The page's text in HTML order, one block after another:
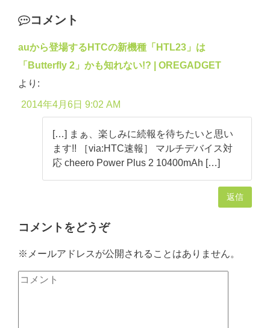
コメント
auから登場するHTCの新機種「HTL23」は
「Butterfly 2」かも知れない!? | OREGADGET
より:
2014年4月6日 9:02 AM
[…] まぁ、楽しみに続報を待ちたいと思い
ます!! ［via:HTC速報］ マルチデバイス対
応 cheero Power Plus 2 10400mAh […]
返信
コメントをどうぞ
※メールアドレスが公開されることはありません。